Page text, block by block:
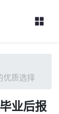
优质选择
业后报